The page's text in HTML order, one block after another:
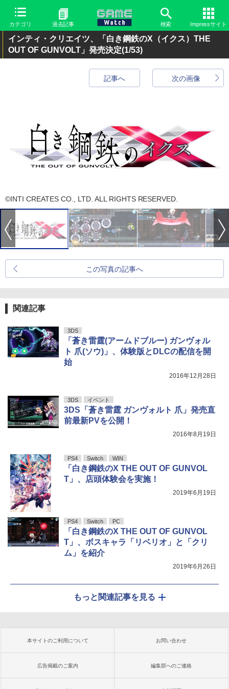
カテゴリ 過去記事 検索 Impressサイト
インティ・クリエイツ、「白き鋼鉄のX（イクス）THE
OUT OF GUNVOLT」発売決定(1/53)
次の画像
記事へ
©INTI CREATES CO., LTD. ALL RIGHTS RESERVED.
この写真の記事へ
関連記事
3DS
「蒼き雷霆(アームドブルー) ガンヴォル
ト 爪(ソウ)」、体験版とDLCの配信を開
始
2016年12月28日
3DS イベント
3DS「蒼き雷霆 ガンヴォルト 爪」発売直
前最新PVを公開！
2016年8月19日
PS4 Switch WIN
「白き鋼鉄のX THE OUT OF GUNVOL
T」、店頭体験会を実施！
2019年6月19日
PS4 Switch PC
「白き鋼鉄のX THE OUT OF GUNVOL
T」、ボスキャラ「リベリオ」と「クリ
ム」を紹介
2019年6月26日
もっと関連記事を見る
本サイトのご利用について お問い合わせ
広告掲載のご案内 編集部へのご連絡